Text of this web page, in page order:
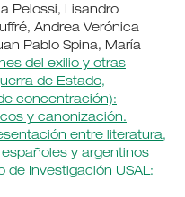
Pelossi, Lisandro
Andrea Verónica
Pablo Spina, María
del exilio y otras
de Estado,
concentración):
y canonización.
entre literatura,
y argentinos
de Investigación USAL: